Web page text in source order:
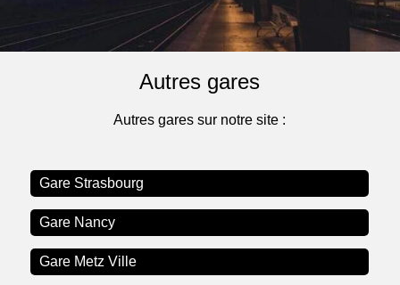
Autres gares
Autres gares sur notre site :
Gare Strasbourg
Gare Nancy
Gare Metz Ville